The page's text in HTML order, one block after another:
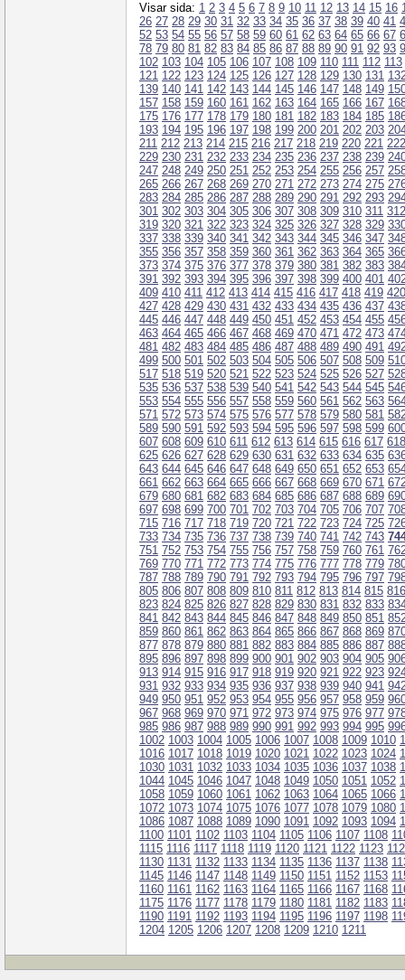
Visar sida: 1 2 3 4 5 6 7 8 9 10 11 12 13 14 15 16
26 27 28 29 30 31 32 33 34 35 36 37 38 39 40 41
52 53 54 55 56 57 58 59 60 61 62 63 64 65 66 67
78 79 80 81 82 83 84 85 86 87 88 89 90 91 92 93
102 103 104 105 106 107 108 109 110 111 112 113
121 122 123 124 125 126 127 128 129 130 131
139 140 141 142 143 144 145 146 147 148 149
157 158 159 160 161 162 163 164 165 166 167
175 176 177 178 179 180 181 182 183 184 185
193 194 195 196 197 198 199 200 201 202 203
211 212 213 214 215 216 217 218 219 220 221 222
229 230 231 232 233 234 235 236 237 238 239
247 248 249 250 251 252 253 254 255 256 257
265 266 267 268 269 270 271 272 273 274 275
283 284 285 286 287 288 289 290 291 292 293
301 302 303 304 305 306 307 308 309 310 311 312
319 320 321 322 323 324 325 326 327 328 329
337 338 339 340 341 342 343 344 345 346 347
355 356 357 358 359 360 361 362 363 364 365
373 374 375 376 377 378 379 380 381 382 383
391 392 393 394 395 396 397 398 399 400 401
409 410 411 412 413 414 415 416 417 418 419 420
427 428 429 430 431 432 433 434 435 436 437
445 446 447 448 449 450 451 452 453 454 455
463 464 465 466 467 468 469 470 471 472 473
481 482 483 484 485 486 487 488 489 490 491
499 500 501 502 503 504 505 506 507 508 509
517 518 519 520 521 522 523 524 525 526 527
535 536 537 538 539 540 541 542 543 544 545
553 554 555 556 557 558 559 560 561 562 563
571 572 573 574 575 576 577 578 579 580 581
589 590 591 592 593 594 595 596 597 598 599
607 608 609 610 611 612 613 614 615 616 617 618
625 626 627 628 629 630 631 632 633 634 635
643 644 645 646 647 648 649 650 651 652 653
661 662 663 664 665 666 667 668 669 670 671
679 680 681 682 683 684 685 686 687 688 689
697 698 699 700 701 702 703 704 705 706 707
715 716 717 718 719 720 721 722 723 724 725
733 734 735 736 737 738 739 740 741 742 743
751 752 753 754 755 756 757 758 759 760 761
769 770 771 772 773 774 775 776 777 778 779
787 788 789 790 791 792 793 794 795 796 797
805 806 807 808 809 810 811 812 813 814 815 816
823 824 825 826 827 828 829 830 831 832 833
841 842 843 844 845 846 847 848 849 850 851
859 860 861 862 863 864 865 866 867 868 869
877 878 879 880 881 882 883 884 885 886 887
895 896 897 898 899 900 901 902 903 904 905
913 914 915 916 917 918 919 920 921 922 923
931 932 933 934 935 936 937 938 939 940 941
949 950 951 952 953 954 955 956 957 958 959
967 968 969 970 971 972 973 974 975 976 977
985 986 987 988 989 990 991 992 993 994 995
1002 1003 1004 1005 1006 1007 1008 1009 1010
1016 1017 1018 1019 1020 1021 1022 1023 1024
1030 1031 1032 1033 1034 1035 1036 1037 1038
1044 1045 1046 1047 1048 1049 1050 1051 1052
1058 1059 1060 1061 1062 1063 1064 1065 1066
1072 1073 1074 1075 1076 1077 1078 1079 1080
1086 1087 1088 1089 1090 1091 1092 1093 1094
1100 1101 1102 1103 1104 1105 1106 1107 1108
1115 1116 1117 1118 1119 1120 1121 1122 1123
1130 1131 1132 1133 1134 1135 1136 1137 1138
1145 1146 1147 1148 1149 1150 1151 1152 1153
1160 1161 1162 1163 1164 1165 1166 1167 1168
1175 1176 1177 1178 1179 1180 1181 1182 1183
1190 1191 1192 1193 1194 1195 1196 1197 1198
1204 1205 1206 1207 1208 1209 1210 1211